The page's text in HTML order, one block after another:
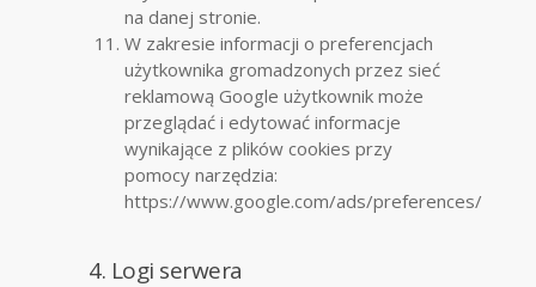
na danej stronie.
W zakresie informacji o preferencjach
użytkownika gromadzonych przez sieć
reklamową Google użytkownik może
przeglądać i edytować informacje
wynikające z plików cookies przy
pomocy narzędzia:
https://www.google.com/ads/preferences/
4. Logi serwera